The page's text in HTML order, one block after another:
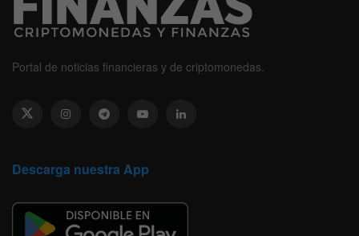
Portal de noticias financieras y de criptomonedas.
Descarga nuestra App